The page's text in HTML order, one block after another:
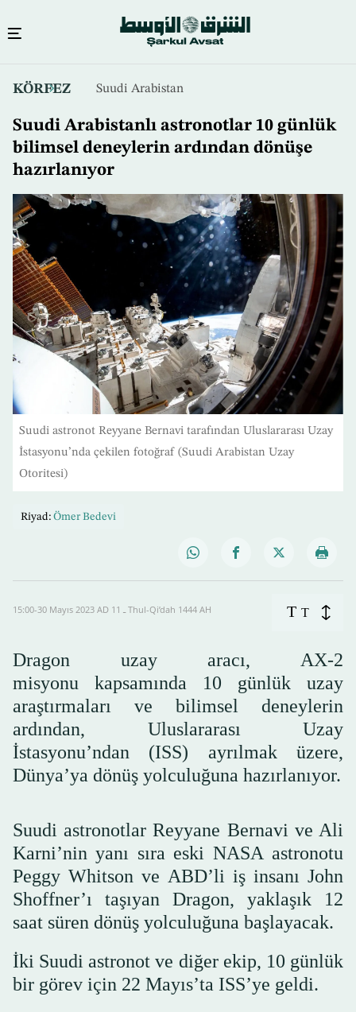
içeriğe
atla
KÖRFEZ Suudi Arabistan
Suudi Arabistanlı astronotlar 10 günlük
bilimsel deneylerin ardından dönüşe
hazırlanıyor
Suudi astronot Reyyane Bernavi tarafından Uluslararası Uzay
İstasyonu’nda çekilen fotoğraf (Suudi Arabistan Uzay
Otoritesi)
Riyad: Ömer Bedevi
15:00-30 Mayıs 2023 AD ـ 11 Thul-Qi’dah 1444 AH T T
Dragon uzay aracı, AX-2
misyonu kapsamında 10 günlük uzay
araştırmaları ve bilimsel deneylerin
ardından, Uluslararası Uzay
İstasyonu’ndan (ISS) ayrılmak üzere,
Dünya’ya dönüş yolculuğuna hazırlanıyor.
Suudi astronotlar Reyyane Bernavi ve Ali
Karni’nin yanı sıra eski NASA astronotu
Peggy Whitson ve ABD’li iş insanı John
Shoffner’ı taşıyan Dragon, yaklaşık 12
saat süren dönüş yolculuğuna başlayacak.
İki Suudi astronot ve diğer ekip, 10 günlük
bir görev için 22 Mayıs’ta ISS’ye geldi.